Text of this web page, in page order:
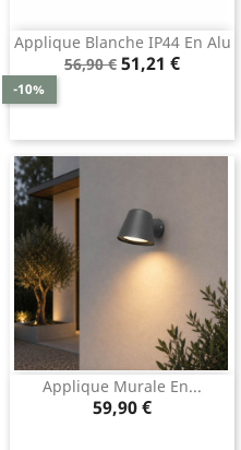
Applique Blanche IP44 En Alu
Prix
56,90 €
-10%
Prix
51,21 €
Applique Murale En...
Prix
59,90 €